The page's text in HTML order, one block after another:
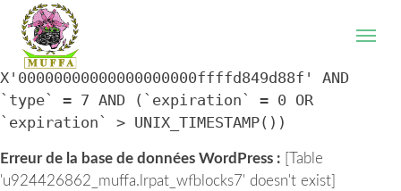
WordPress database error:
'u924426862_muffa.lrpat_wfblocks7' doesn't exist]
SELECT * FROM `lrpat_wfblocks7` WHERE `IP` =
X'00000000000000000000ffffd849d88f' AND
`type` = 7 AND (`expiration` = 0 OR
`expiration` > UNIX_TIMESTAMP())
Erreur de la base de données WordPress : [Table
'u924426862_muffa.lrpat_wfblocks7' doesn't exist]